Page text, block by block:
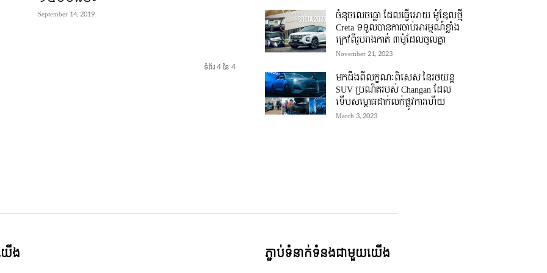
September 14, 2019
ទំព័រ 4 នៃ 4
ចំនុចលេចធ្លោ ដែលធ្វើអោយ ម៉ូឌែលថ្មី
Creta ទទួលបានការចាប់អារម្មណ៍ខ្លាំង
ក្រៅពីរូបរាងកាត់ ៣ម៉ូដែលចូលគ្នា
November 21, 2023
មកដឹងពីលក្ខណៈពិសេស នៃរថយន្ត
SUV ប្រណិតរបស់ Changan ដែល
ទើបសម្ភោធដាក់លក់ផ្លូវការហើយ
March 3, 2023
ើង ភ្ជាប់ទំនាក់ទំនងជាមួយយើង